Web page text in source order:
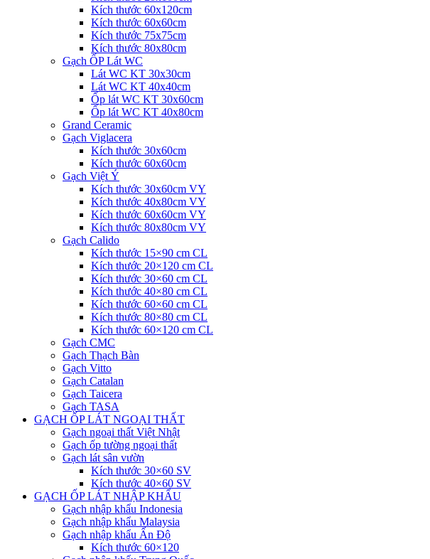
Kích thước 60x120cm
Kích thước 60x60cm
Kích thước 75x75cm
Kích thước 80x80cm
Gạch ỐP Lát WC
Lát WC KT 30x30cm
Lát WC KT 40x40cm
Ốp lát WC KT 30x60cm
Ốp lát WC KT 40x80cm
Grand Ceramic
Gạch Viglacera
Kích thước 30x60cm
Kích thước 60x60cm
Gạch Việt Ý
Kích thước 30x60cm VY
Kích thước 40x80cm VY
Kích thước 60x60cm VY
Kích thước 80x80cm VY
Gạch Calido
Kích thước 15×90 cm CL
Kích thước 20×120 cm CL
Kích thước 30×60 cm CL
Kích thước 40×80 cm CL
Kích thước 60×60 cm CL
Kích thước 80×80 cm CL
Kích thước 60×120 cm CL
Gạch CMC
Gạch Thạch Bàn
Gạch Vitto
Gạch Catalan
Gạch Taicera
Gạch TASA
GẠCH ỐP LÁT NGOẠI THẤT
Gạch ngoại thất Việt Nhật
Gạch ốp tường ngoại thất
Gạch lát sân vườn
Kích thước 30×60 SV
Kích thước 40×60 SV
GẠCH ỐP LÁT NHẬP KHẨU
Gạch nhập khẩu Indonesia
Gạch nhập khẩu Malaysia
Gạch nhập khẩu Ấn Độ
Kích thước 60×120